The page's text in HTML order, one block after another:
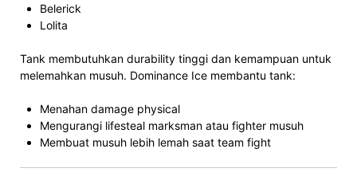
Belerick
Lolita
Tank membutuhkan durability tinggi dan kemampuan untuk
melemahkan musuh. Dominance Ice membantu tank:
Menahan damage physical
Mengurangi lifesteal marksman atau fighter musuh
Membuat musuh lebih lemah saat team fight